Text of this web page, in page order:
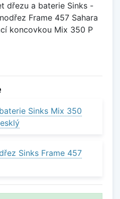
dřezu a baterie Sinks -
Frame 457 Sahara
koncovkou Mix 350 P
Sinks Mix 350
Sinks Frame 457